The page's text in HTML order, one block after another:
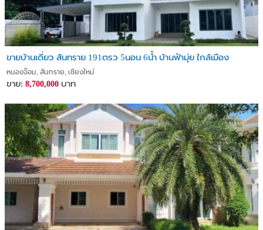
ขายบ้านเดี่ยว สันทราย 191ตรว 5นอน 6น้ำ บ้านฟ้ามุ่ย ใกล้เมือง
หนองจ๊อม, สันทราย, เชียงใหม่
ขาย: 8,700,000 บาท